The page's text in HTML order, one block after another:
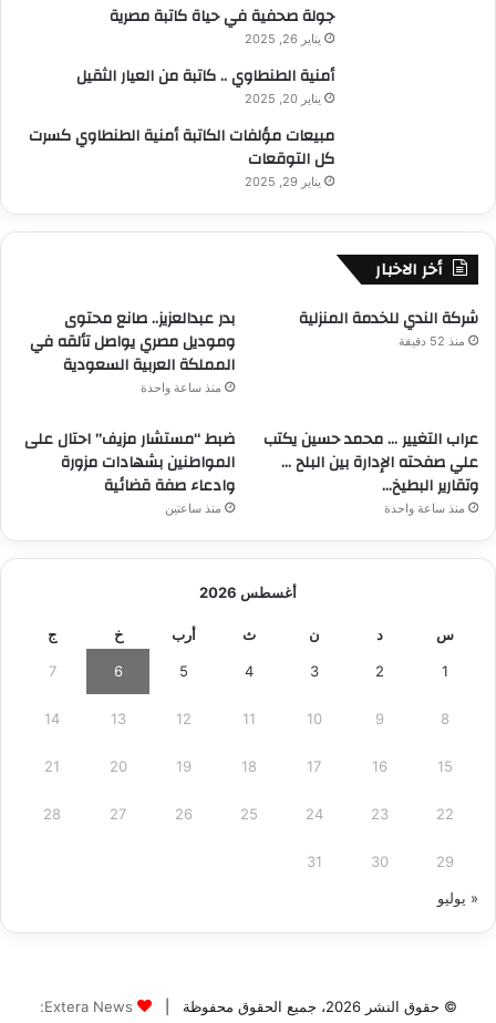
جولة صحفية في حياة كاتبة مصرية
يناير 26, 2025
أمنية الطنطاوي .. كاتبة من العيار الثقيل
يناير 20, 2025
مبيعات مؤلفات الكاتبة أمنية الطنطاوي كسرت
كل التوقعات
يناير 29, 2025
أخر الاخبار
شركة الندي للخدمة المنزلية
منذ 52 دقيقة
بدر عبدالعزيز.. صانع محتوى
وموديل مصري يواصل تألقه في
المملكة العربية السعودية
منذ ساعة واحدة
عراب التغيير … محمد حسين يكتب
علي صفحته الإدارة بين البلح …
وتقارير البطيخ…
منذ ساعة واحدة
ضبط “مستشار مزيف” احتال على
المواطنين بشهادات مزورة
وادعاء صفة قضائية
منذ ساعتين
أغسطس 2026
س د ن ث أرب خ ج
1
2
3
4
5
6
7
8
9
10
11
12
13
14
15
16
17
18
19
20
21
22
23
24
25
26
27
28
29
30
31
« يوليو
© حقوق النشر 2026، جميع الحقوق محفوظة | Extera News: